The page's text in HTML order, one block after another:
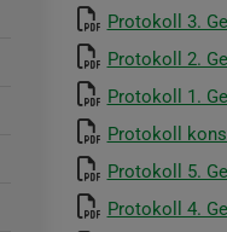
Protokoll 3.
Protokoll 2.
Protokoll 1.
Protokoll
Protokoll 5.
Protokoll 4.